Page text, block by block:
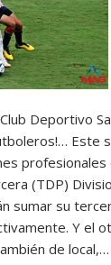
Deportivo
Este
profesionales
(TDP)
sumar su
Y el
de local,…